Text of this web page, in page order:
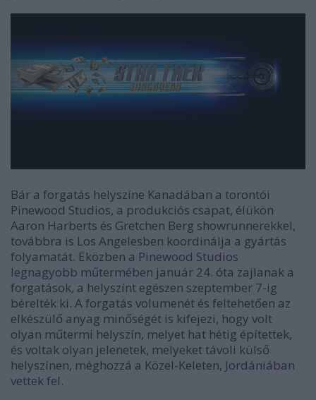
Bár a forgatás helyszíne Kanadában a torontói
Pinewood Studios, a produkciós csapat, élükön
Aaron Harberts és Gretchen Berg showrunnerekkel,
továbbra is Los Angelesben koordinálja a gyártás
folyamatát. Eközben a Pinewood Studios
legnagyobb műtermében január 24. óta zajlanak a
forgatások, a helyszínt egészen szeptember 7-ig
bérelték ki. A forgatás volumenét és feltehetően az
elkészülő anyag minőségét is kifejezi, hogy volt
olyan műtermi helyszín, melyet hat hétig építettek,
és voltak olyan jelenetek, melyeket távoli külső
helyszínen, méghozzá a Közel-Keleten, Jordániában
vettek fel.